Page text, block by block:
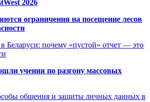
2026
ограничения на посещение лесов
в Беларуси: почему «пустой» отчет — это
учения по разгону массовых
общения и защиты личных данных в